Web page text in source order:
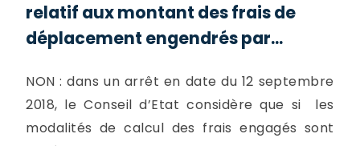
relatif aux montant des frais de
déplacement engendrés par...
NON : dans un arrêt en date du 12 septembre
2018, le Conseil d’Etat considère que si les
modalités de calcul des frais engagés sont